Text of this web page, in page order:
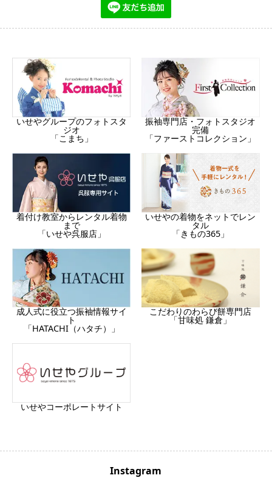
いせやグループのフォトスタ
ジオ
「こまち」
振袖専門店・フォトスタジオ
完備
「ファーストコレクション」
着付け教室からレンタル着物
まで
「いせや呉服店」
いせやの着物をネットでレン
タル
「きもの365」
成人式に役立つ振袖情報サイ
ト
「HATACHI（ハタチ）」
こだわりのわらび餅専門店
「甘味処 鎌倉」
いせやコーポレートサイト
Instagram